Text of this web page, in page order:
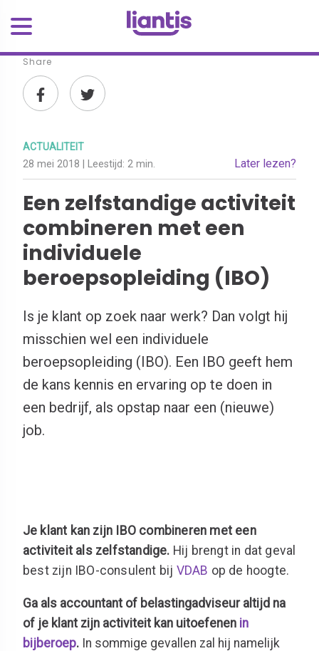
Share
ACTUALITEIT
28 mei 2018 | Leestijd: 2 min. Later lezen?
Een zelfstandige activiteit
combineren met een
individuele
beroepsopleiding (IBO)
Is je klant op zoek naar werk? Dan volgt hij
misschien wel een individuele
beroepsopleiding (IBO). Een IBO geeft hem
de kans kennis en ervaring op te doen in
een bedrijf, als opstap naar een (nieuwe)
job.
Je klant kan zijn IBO combineren met een
activiteit als zelfstandige. Hij brengt in dat geval
best zijn IBO-consulent bij VDAB op de hoogte.
Ga als accountant of belastingadviseur altijd na
of je klant zijn activiteit kan uitoefenen in
bijberoep. In sommige gevallen zal hij namelijk